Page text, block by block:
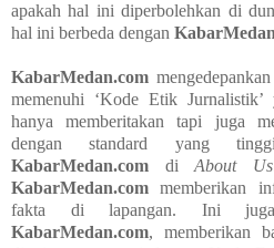
apakah hal ini diperbolehkan di
hal ini berbeda dengan
KabarMedan.com
memenuhi ‘Kode Etik
hanya memberitakan tapi juga
dengan standard yang
KabarMedan.com diAbout Us
KabarMedan.com memberikan
fakta di lapangan. Ini
KabarMedan.com, memberikan